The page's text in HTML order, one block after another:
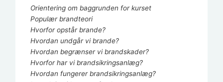
Orientering om baggrunden for kurset
Populær brandteori
Hvorfor opstår brande?
Hvordan undgår vi brande?
Hvordan begrænser vi brandskader?
Hvorfor har vi brandsikringsanlæg?
Hvordan fungerer brandsikringsanlæg?